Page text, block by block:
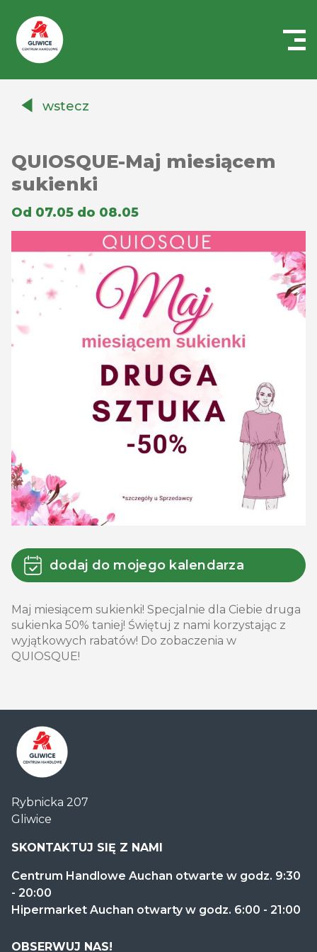
Auchanwstecz
QUIOSQUE-Maj miesiącem
sukienki
Od 07.05 do 08.05
dodaj do mojego kalendarza
Maj miesiącem sukienki! Specjalnie dla Ciebie druga
sukienka 50% taniej! Świętuj z nami korzystając z
wyjątkowych rabatów! Do zobaczenia w
QUIOSQUE!
Handlowe
Auchan
Gliwice
Rybnicka 207
Gliwice
SKONTAKTUJ SIĘ Z NAMI
Centrum Handlowe Auchan otwarte w godz. 9:30
- 20:00
Hipermarket Auchan otwarty w godz. 6:00 - 21:00
OBSERWUJ NAS!